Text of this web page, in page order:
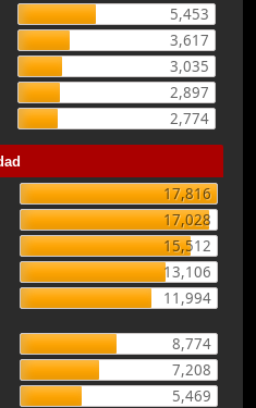
5,453
3,617
3,035
2,897
2,774
17,816
17,028
15,512
13,106
11,994
8,774
7,208
5,469